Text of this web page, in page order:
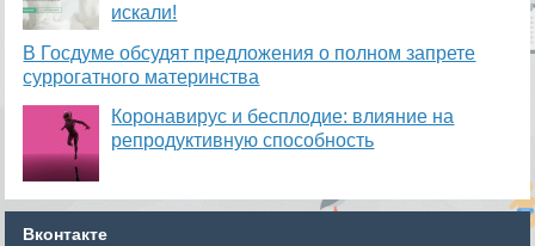
искали!
В Госдуме обсудят предложения о полном запрете
суррогатного материнства
Коронавирус и бесплодие: влияние на
репродуктивную способность
Вконтакте